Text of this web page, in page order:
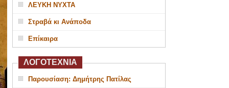
ΛΕΥΚΗ ΝΥΧΤΑ
Στραβά κι Ανάποδα
Επίκαιρα
ΛΟΓΟΤΕΧΝΙΑ
Παρουσίαση: Δημήτρης Πατίλας